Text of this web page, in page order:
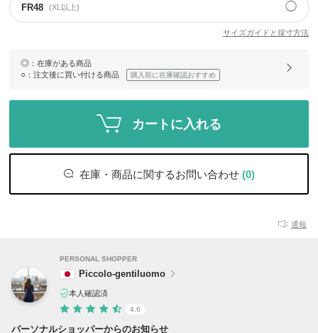
FR48 (XL以上) ◯
サイズガイドと採寸方法
◎ ：在庫がある商品
○ ：注文後に買い付ける商品 購入前に在庫確認おすすめ
カートに入れる
在庫・商品に関するお問い合わせ (0)
通報
PERSONAL SHOPPER
Piccolo-gentiluomo
本人確認済
4.6
パーソナルショッパーからのお知らせ